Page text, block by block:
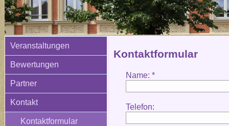
Veranstaltungen
Bewertungen
Partner
Kontakt
Kontaktformular
Kontaktformular
Name: *
Telefon: